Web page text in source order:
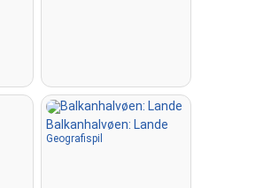
Balkanhalvøen: Lande
Geografispil